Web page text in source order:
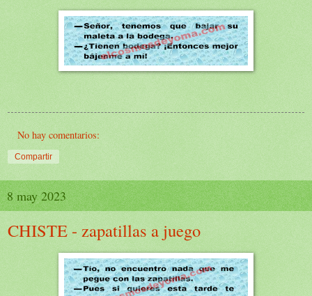
No hay comentarios:
Compartir
8 may 2023
CHISTE - zapatillas a juego